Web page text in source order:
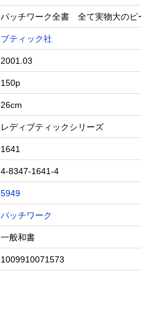
パッチワーク全書 全て実物大の
ブティック社
2001.03
150p
26cm
レディブティックシリーズ
1641
4-8347-1641-4
5949
パッチワーク
一般和書
1009910071573